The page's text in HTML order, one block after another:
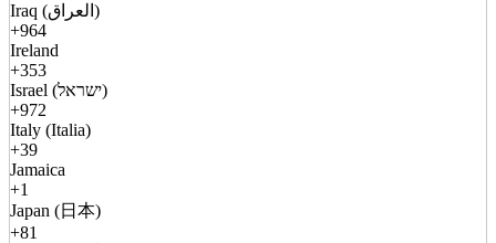
Iraq (العراق)
+964
Ireland
+353
Israel (ישראל)
+972
Italy (Italia)
+39
Jamaica
+1
Japan (日本)
+81